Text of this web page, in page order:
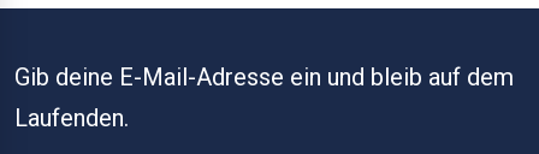
Gib deine E-Mail-Adresse ein und bleib auf dem
Laufenden.